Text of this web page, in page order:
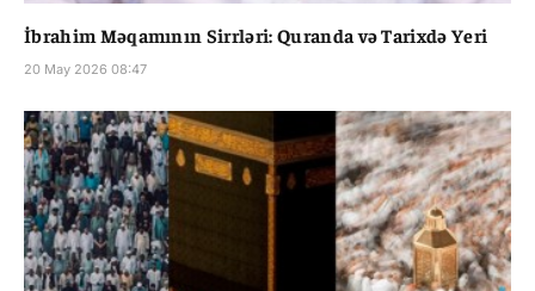
İbrahim Məqamının Sirrləri: Quranda və Tarixdə Yeri
20 May 2026 08:47